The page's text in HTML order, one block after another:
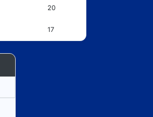
20
17